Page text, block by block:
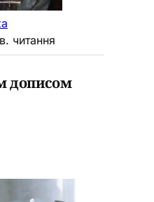
читання
дописом